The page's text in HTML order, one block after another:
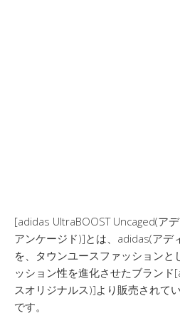
[adidas UltraBOOST Uncaged(ア
アンケージド)]とは、adidas(アデ
を、タウンユースファッションと
ッション性を進化させたブラン
スオリジナルス)]より販売されて
です。